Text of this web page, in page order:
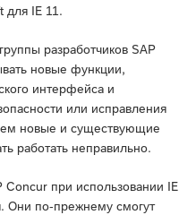
для IE 11.
разработчиков SAP
новые функции,
интерфейса и
или исправления
новые и существующие
работать неправильно.
Concur при использовании IE
Они по-прежнему смогут